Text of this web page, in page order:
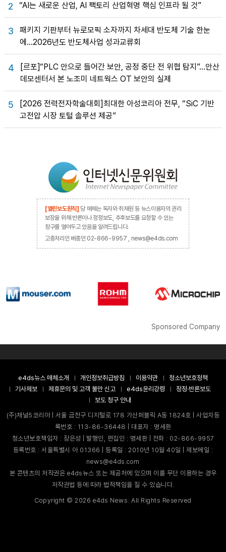
2 “AI는 새로운 산업, AI 팩토리 산업혁명 핵심 인프라 될 것”
3
패키지 기판부터 뉴로모픽 소자까지 차세대 반도체 기술 한눈
에…2026년도 반도체사업 성과교류회
4
[르포]“PLC 안으로 들어간 보안, 공정 중단 전 위협 탐지”…안산
데모센터서 본 노조미 네트웍스 OT 보안의 실제
5
[2026 전력전자학술대회]최대한 아성코리아 전무, “SiC 기반
고전압 시장 토털 솔루션 제공”
[열린보도원칙] 당 매체는 독자와 취재원 등 뉴스이용자의 권리
보장을 위해 반론이나 정정보도, 추후보도를 요청할 수 있는
창구를 열어두고 있음을 알려드립니다.
고충처리인 배종인 02-866-9957 , news@e4ds.com
Sponsored Company
e4ds뉴스 매체소개 개인정보취급방침 이용약관
청소년보호정책
기사제보
제휴문의 및 고객 불만 신고 e4ds윤리강령
정정·반론보도
보도 청구 안내
(주)채널5코리아 | 서울 금천구 디지털로 178 가산퍼블릭 A동 1824호 | 사업자등
록번호 : 113-86-36448 | 대표자 : 명세환
청소년보호책임자 : 장은성 | 발행인, 편집인 : 명세환 | 전화 : 02-866-9957
등록번호 : 서울특별시 아 01366 | 등록일 : 2010년 10월 40일 | 제보메일 :
news@e4ds.com
본 콘텐츠의 저작권은 e4ds뉴스 또는 제공처에 있으며 이를 무단 이용하는 경우
저작권법 등에 따라 법적책임을 질 수 있습니다.
Copyright ©2026 e4ds News. All Rights Reserved